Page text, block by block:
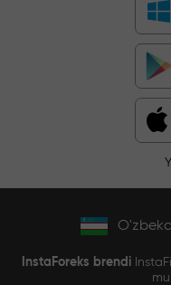
InstaForeks brendi